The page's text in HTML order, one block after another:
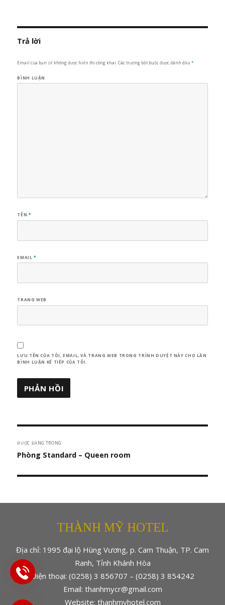
Trả lời
Email của bạn sẽ không được hiển thị công khai. Các trường bắt buộc được đánh dấu*
BÌNH LUẬN
TÊN *
EMAIL*
TRANG WEB
LƯU TÊN CỦA TÔI, EMAIL, VÀ TRANG WEB TRONG TRÌNH DUYỆT NÀY CHO LẦN
BÌNH LUẬN KẾ TIẾP CỦA TÔI.
hướng
ĐƯỢC ĐĂNG TRONG
Phòng Standard – Queen room
THÀNH MỸ HOTEL
Địa chỉ: 1995 đại lộ Hùng Vương, p. Cam Thuận, TP. Cam
Ranh, Tỉnh Khánh Hòa
Điện thoại: (0258) 3 856707 – (0258) 3 854242
Email: thanhmycr@gmail.com
Website: thanhmyhotel.com